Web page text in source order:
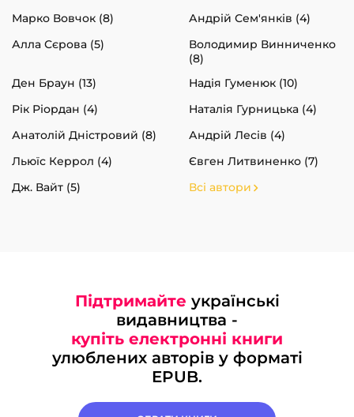
Марко Вовчок (8)
Андрій Сем'янків (4)
Алла Сєрова (5)
Володимир Винниченко
(8)
Ден Браун (13)
Надія Гуменюк (10)
Рік Ріордан (4)
Наталія Гурницька (4)
Анатолій Дністровий (8)
Андрій Лесів (4)
Льюїс Керрол (4)
Євген Литвиненко (7)
Дж. Вайт (5)
Всі автори
Підтримайте українські
видавництва -
купіть електронні книги
улюблених авторів у форматі
EPUB.